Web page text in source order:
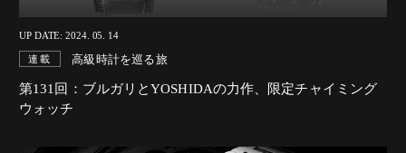
UP DATE: 2024. 05. 14
連載 高級時計を巡る旅
第131回：ブルガリとYOSHIDAの力作、限定チャイミング
ウォッチ